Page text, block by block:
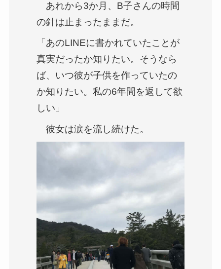
あれから3か月、B子さんの時間
の針は止まったままだ。
「あのLINEに書かれていたことが
真実だったか知りたい。そうなら
ば、いつ彼が子供を作っていたの
か知りたい。私の6年間を返して欲
しい」
彼女は涙を流し続けた。